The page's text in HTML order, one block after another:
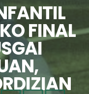
FINAL